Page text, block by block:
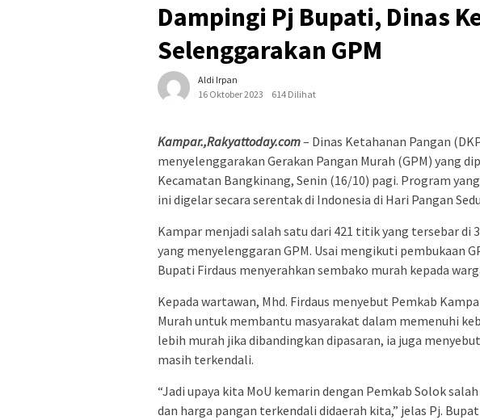
Dampingi Pj Bupati, Dinas
Selenggarakan GPM
Aldi Irpan
16 Oktober 2023
614 Dilihat
Kampar.,Rakyattoday.com– Dinas Ketahanan Pangan
menyelenggarakan Gerakan Pangan Murah (GPM) yang
Kecamatan Bangkinang, Senin (16/10) pagi. Program
ini digelar secara serentak di Indonesia di Hari Pangan
Kampar menjadi salah satu dari 421 titik yang tersebar di
yang menyelenggaran GPM. Usai mengikuti pembukaan
Bupati Firdaus menyerahkan sembako murah kepada
Kepada wartawan, Mhd. Firdaus menyebut Pemkab
Murah untuk membantu masyarakat dalam memenuhi
lebih murah jika dibandingkan dipasaran, ia juga
masih terkendali.
“Jadi upaya kita MoU kemarin dengan Pemkab Solok
dan harga pangan terkendali didaerah kita,” jelas Pj.